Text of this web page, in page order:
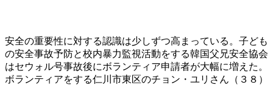
安全の重要性に対する認識は少しずつ高まっている。子ども
の安全事故予防と校内暴力監視活動をする韓国父兄安全協会
はセウォル号事故後にボランティア申請者が大幅に増えた。
ボランティアをする仁川市東区のチョン・ユリさん（３８）